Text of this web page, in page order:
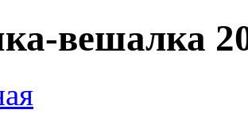
вешалка